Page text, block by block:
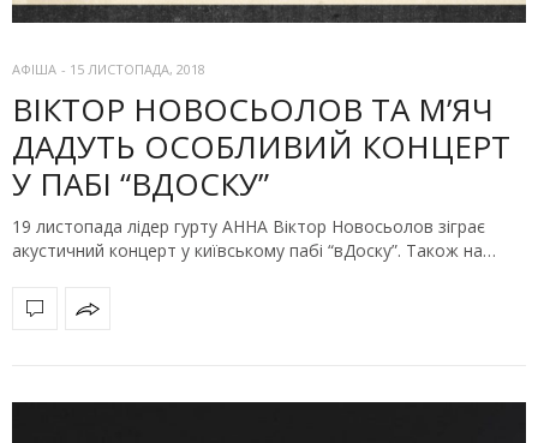
АФІША - 15 ЛИСТОПАДА, 2018
ВІКТОР НОВОСЬОЛОВ ТА М’ЯЧ
ДАДУТЬ ОСОБЛИВИЙ КОНЦЕРТ
У ПАБІ “ВДОСКУ”
19 листопада лідер гурту АННА Віктор Новосьолов зіграє
акустичний концерт у київському пабі “вДоску”. Також на…